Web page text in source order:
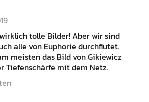
tolle Bilder! Aber wir sind
alle von Euphorie durchflutet.
meisten das Bild von Gikiewicz
Tiefenschärfe mit dem Netz.